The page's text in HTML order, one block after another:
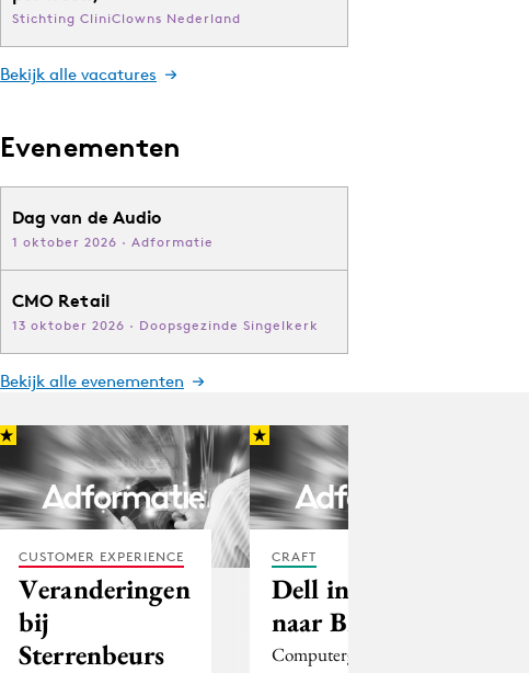
Stichting CliniClowns Nederland
Bekijk alle vacatures
Evenementen
Dag van de Audio
1 oktober 2026 · Adformatie
CMO Retail
13 oktober 2026 · Doopsgezinde Singelkerk
Bekijk alle evenementen
CUSTOMER EXPERIENCE
Veranderingen
bij
Sterrenbeurs
CRAFT
Dell in Europa
naar BMP
Computergigant Dell